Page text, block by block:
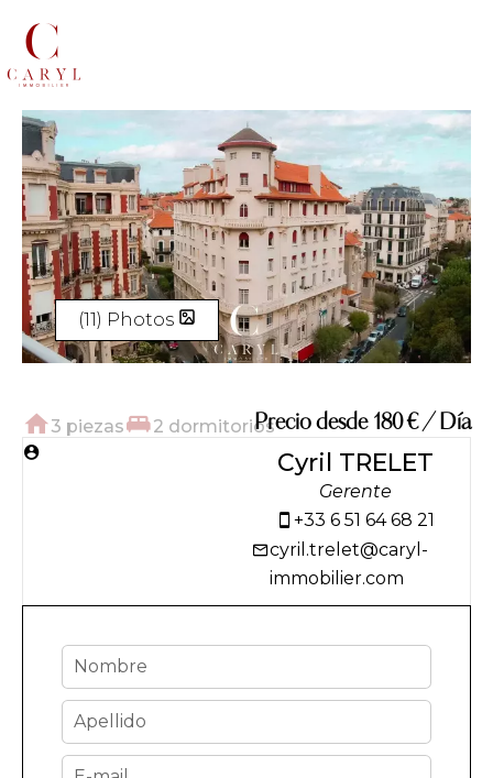
(11) Photos
3 piezas 2 dormitoriosPrecio desde 180 € / Día
Cyril TRELET
Gerente
+33 6 51 64 68 21
cyril.trelet@caryl-
immobilier.com